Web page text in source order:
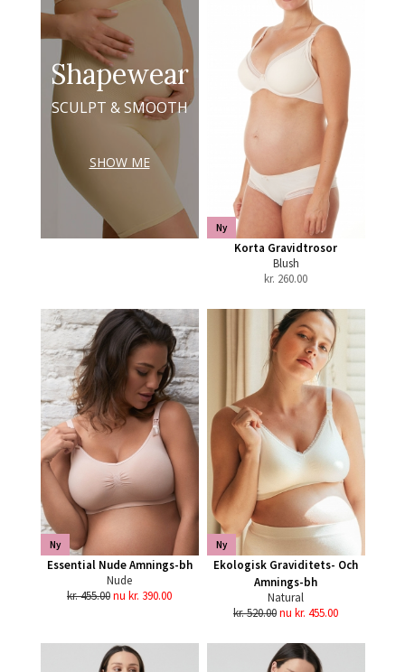
Shapewear
SCULPT & SMOOTH
SHOW ME
Ny
Korta Gravidtrosor
Blush
kr. 260.00
Ny
Essential Nude Amnings-bh
Nude
kr. 455.00nu kr. 390.00
Ny
Ekologisk Graviditets- Och
Amnings-bh
Natural
kr. 520.00nu kr. 455.00